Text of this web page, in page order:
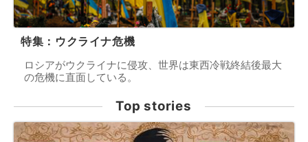
特集：ウクライナ危機
ロシアがウクライナに侵攻、世界は東西冷戦終結後最大
の危機に直面している。
Top stories